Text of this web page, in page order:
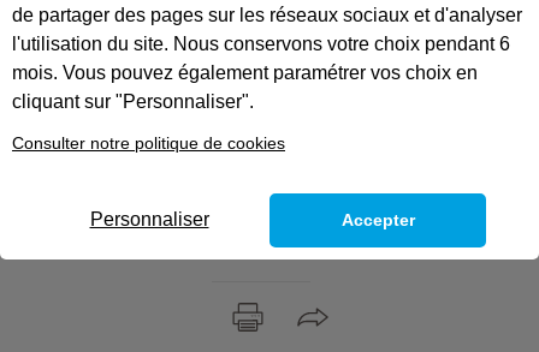
formations prêtes à
l'emploi
professionnelles dès le premier jour de
emploi rapidement ? En vous formant en
alternance à l’Afpa, vous avez 8 chances
sur 10 de décrocher un emploi.
de partager des pages sur les réseaux sociaux et d'analyser
l'utilisation du site. Nous conservons votre choix pendant 6
mois. Vous pouvez également paramétrer vos choix en
cliquant sur "Personnaliser".
Consulter notre politique de cookies
Personnaliser Accepter